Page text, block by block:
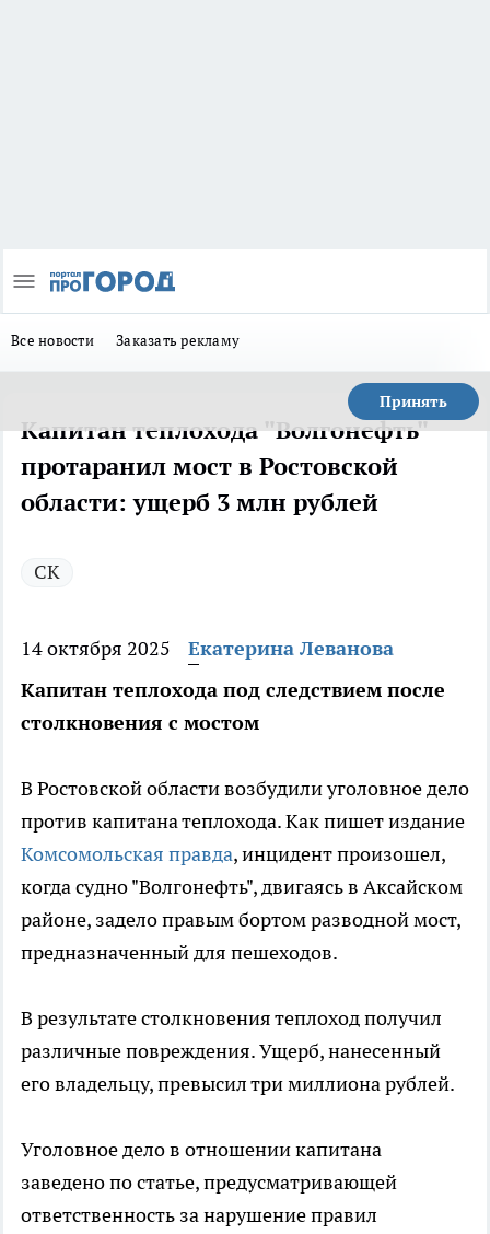
Все новости Заказать рекламу
Принять
Капитан теплохода "Волгонефть"
протаранил мост в Ростовской
области: ущерб 3 млн рублей
СК
14 октября 2025
Екатерина Леванова
Капитан теплохода под следствием после
столкновения с мостом
В Ростовской области возбудили уголовное дело
против капитана теплохода. Как пишет издание
Комсомольская правда, инцидент произошел,
когда судно "Волгонефть", двигаясь в Аксайском
районе, задело правым бортом разводной мост,
предназначенный для пешеходов.
В результате столкновения теплоход получил
различные повреждения. Ущерб, нанесенный
его владельцу, превысил три миллиона рублей.
Уголовное дело в отношении капитана
заведено по статье, предусматривающей
ответственность за нарушение правил